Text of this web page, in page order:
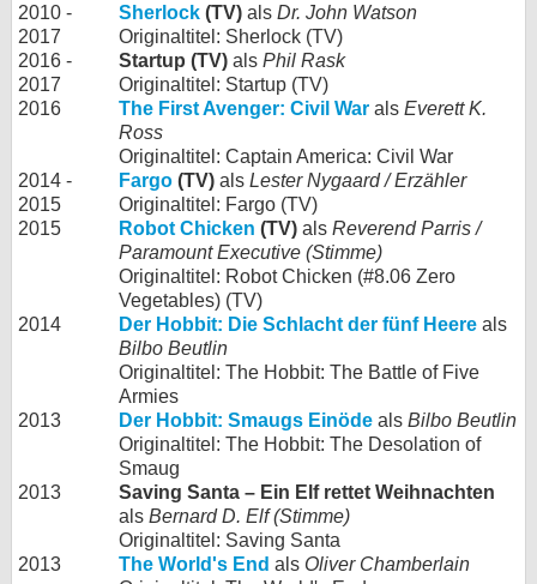
2010 -
2017
Sherlock (TV) als Dr. John Watson
Originaltitel: Sherlock (TV)
2016 -
2017
Startup (TV) als Phil Rask
Originaltitel: Startup (TV)
2016
The First Avenger: Civil War als Everett K.
Ross
Originaltitel: Captain America: Civil War
2014 -
2015
Fargo (TV) als Lester Nygaard / Erzähler
Originaltitel: Fargo (TV)
2015
Robot Chicken (TV) als Reverend Parris /
Paramount Executive (Stimme)
Originaltitel: Robot Chicken (#8.06 Zero
Vegetables) (TV)
2014
Der Hobbit: Die Schlacht der fünf Heere als
Bilbo Beutlin
Originaltitel: The Hobbit: The Battle of Five
Armies
2013
Der Hobbit: Smaugs Einöde als Bilbo Beutlin
Originaltitel: The Hobbit: The Desolation of
Smaug
2013
Saving Santa – Ein Elf rettet Weihnachten
als Bernard D. Elf (Stimme)
Originaltitel: Saving Santa
2013
The World's End als Oliver Chamberlain